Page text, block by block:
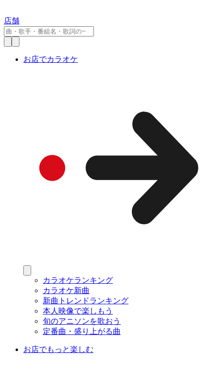
店舗
お店でカラオケ
カラオケランキング
カラオケ新曲
新曲トレンドランキング
本人映像で楽しもう
旬のアニソンを歌おう
定番曲・盛り上がる曲
お店でもっと楽しむ